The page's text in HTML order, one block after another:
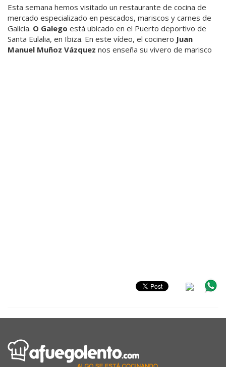
Esta semana hemos visitado un restaurante de cocina de
mercado especializado en pescados, mariscos y carnes de
Galicia. O Galego está ubicado en el Puerto deportivo de
Santa Eulalia, en Ibiza. En este vídeo, el cocinero Juan
Manuel Muñoz Vázquez nos enseña su vivero de marisco